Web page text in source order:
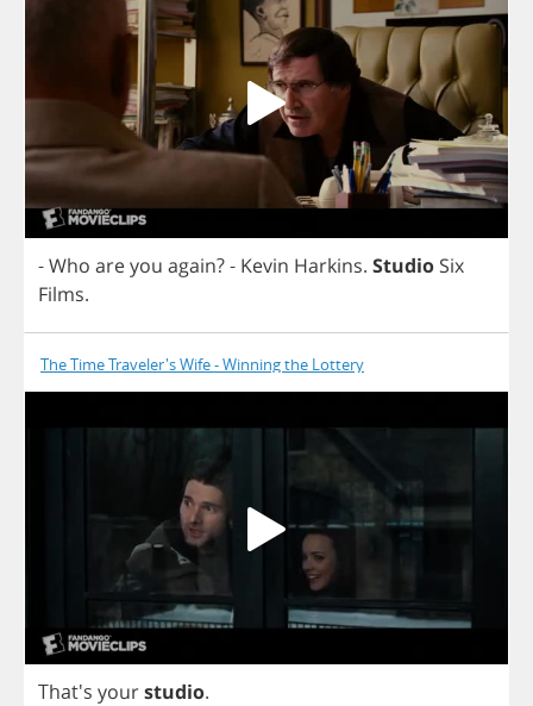
-Who areyou again?- Kevin Harkins. Studio Six
Films.
The Time Traveler's Wife - Winning the Lottery
That's yourstudio.